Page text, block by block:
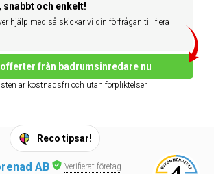
snabbt och enkelt!
hjälp med så skickar vi din förfrågan till flera
offerter från badrumsinredare nu
är kostnadsfri och utan förpliktelser
Reco tipsar!
AB Verifierat företag